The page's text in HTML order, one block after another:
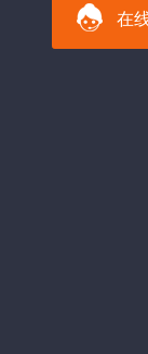
在